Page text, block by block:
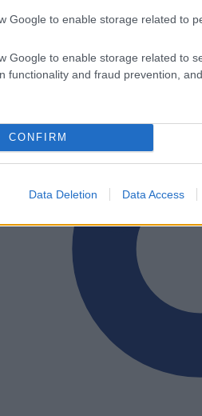
Google to enable storage related to
Google to enable storage related to
functionality and fraud prevention,
CONFIRM
Data Deletion Data Access